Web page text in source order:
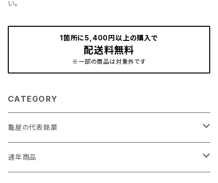
い。
1箇所に5,400円以上の購入で
配送料無料
※一部の商品は対象外です
CATEGORY
龜屋の代表銘菓
亀の最中
通年商品